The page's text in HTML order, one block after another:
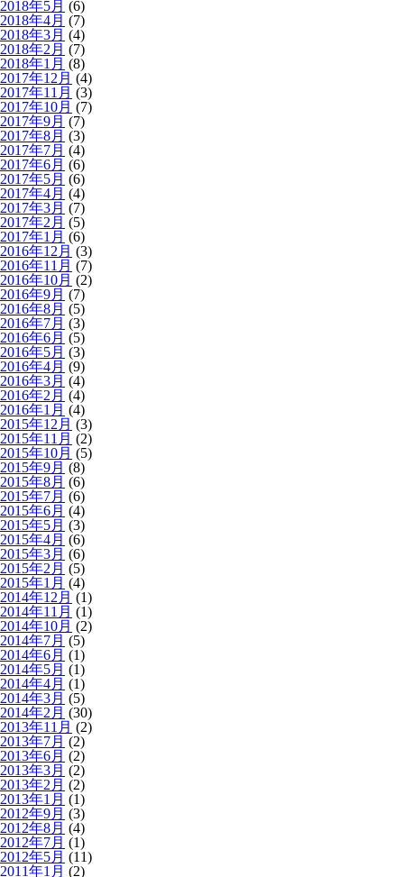
2018年5月 (6)
2018年4月 (7)
2018年3月 (4)
2018年2月 (7)
2018年1月 (8)
2017年12月 (4)
2017年11月 (3)
2017年10月 (7)
2017年9月 (7)
2017年8月 (3)
2017年7月 (4)
2017年6月 (6)
2017年5月 (6)
2017年4月 (4)
2017年3月 (7)
2017年2月 (5)
2017年1月 (6)
2016年12月 (3)
2016年11月 (7)
2016年10月 (2)
2016年9月 (7)
2016年8月 (5)
2016年7月 (3)
2016年6月 (5)
2016年5月 (3)
2016年4月 (9)
2016年3月 (4)
2016年2月 (4)
2016年1月 (4)
2015年12月 (3)
2015年11月 (2)
2015年10月 (5)
2015年9月 (8)
2015年8月 (6)
2015年7月 (6)
2015年6月 (4)
2015年5月 (3)
2015年4月 (6)
2015年3月 (6)
2015年2月 (5)
2015年1月 (4)
2014年12月 (1)
2014年11月 (1)
2014年10月 (2)
2014年7月 (5)
2014年6月 (1)
2014年5月 (1)
2014年4月 (1)
2014年3月 (5)
2014年2月 (30)
2013年11月 (2)
2013年7月 (2)
2013年6月 (2)
2013年3月 (2)
2013年2月 (2)
2013年1月 (1)
2012年9月 (3)
2012年8月 (4)
2012年7月 (1)
2012年5月 (11)
2011年1月 (2)